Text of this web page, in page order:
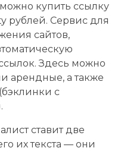
купить ссылку
рублей. Сервис для
сайтов,
Здесь можно
арендные, а также
с
ставит две
их текста — они